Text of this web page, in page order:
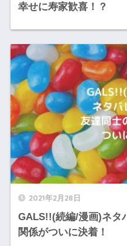
幸せに寿家歓喜！？
2021年2月28日
GALS!!(続編/漫画)ネタ
関係がついに決着！